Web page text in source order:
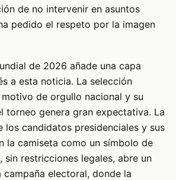
de no intervenir en asuntos
pedido el respeto por la imagen
de 2026 añade una capa
a esta noticia. La selección
de orgullo nacional y su
torneo genera gran expectativa. La
los candidatos presidenciales y sus
la camiseta como un símbolo de
sin restricciones legales, abre un
campaña electoral, donde la